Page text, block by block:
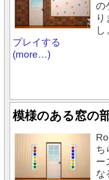
の
し
プレイする
(more…)
模様のある窓の
ち
ー
な